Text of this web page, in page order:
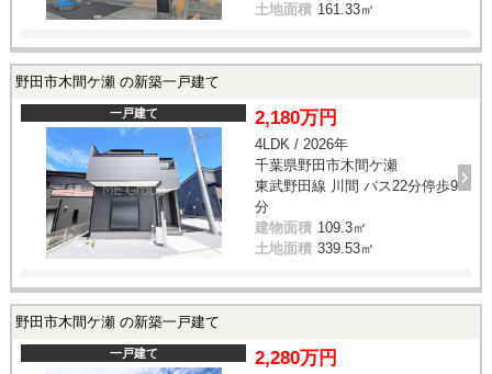
土地面積 161.33㎡
野田市木間ケ瀬 の新築一戸建て
一戸建て 2,180万円
4LDK / 2026年
千葉県野田市木間ケ瀬
東武野田線 川間 バス22分停歩9
分
建物面積 109.3㎡
土地面積 339.53㎡
野田市木間ケ瀬 の新築一戸建て
一戸建て 2,280万円